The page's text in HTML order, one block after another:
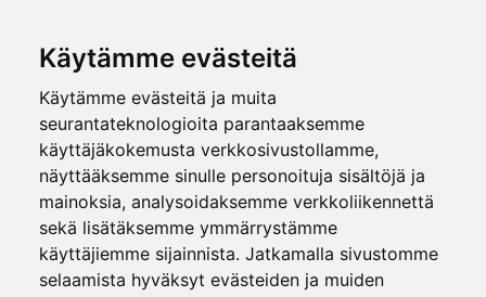
Käytämme evästeitä
Käytämme evästeitä ja muita
seurantateknologioita parantaaksemme
käyttäjäkokemusta verkkosivustollamme,
näyttääksemme sinulle personoituja sisältöjä ja
mainoksia, analysoidaksemme verkkoliikennettä
sekä lisätäksemme ymmärrystämme
käyttäjiemme sijainnista. Jatkamalla sivustomme
selaamista hyväksyt evästeiden ja muiden